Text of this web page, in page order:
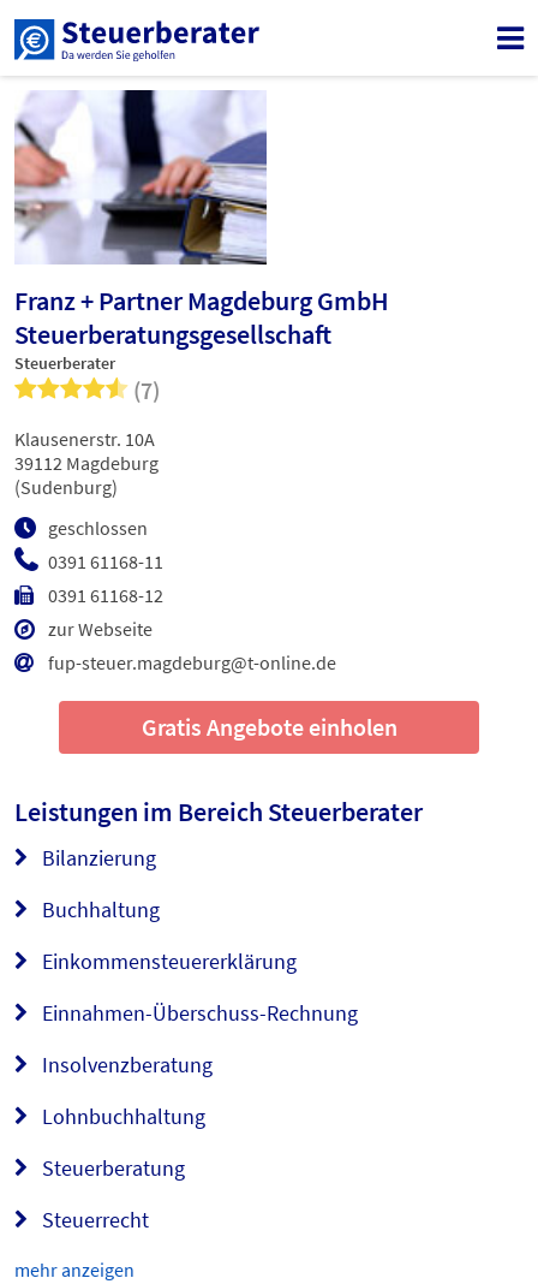
Franz + Partner Magdeburg GmbH
Steuerberatungsgesellschaft
Steuerberater
(7)
0391 61168-11
0391 61168-12
zur Webseite
fup-steuer.magdeburg@t-online.de
geschlossen
Klausenerstr. 10A
39112 Magdeburg
(Sudenburg)
Gratis Angebote einholen
Leistungen im Bereich Steuerberater
Bilanzierung
Buchhaltung
Einkommensteuererklärung
Einnahmen-Überschuss-Rechnung
Insolvenzberatung
Lohnbuchhaltung
Steuerberatung
Steuerrecht
mehr anzeigen